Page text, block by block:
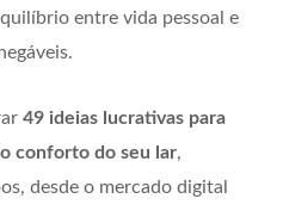
entre vida pessoal e
49 ideias lucrativas para
conforto do seu lar,
desde o mercado digital